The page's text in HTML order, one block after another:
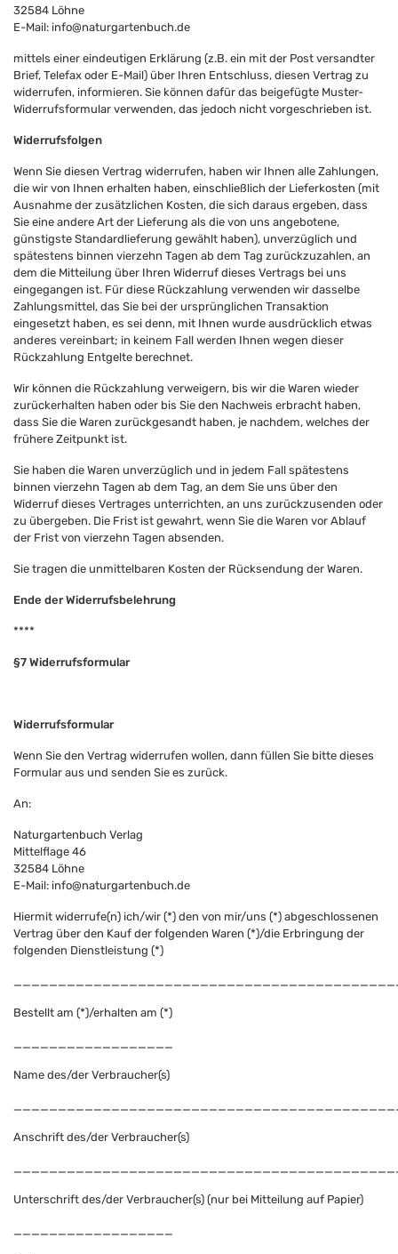
32584 Löhne
E-Mail: info@naturgartenbuch.de
mittels einer eindeutigen Erklärung (z.B. ein mit der Post versandter
Brief, Telefax oder E-Mail) über Ihren Entschluss, diesen Vertrag zu
widerrufen, informieren. Sie können dafür das beigefügte Muster-
Widerrufsformular verwenden, das jedoch nicht vorgeschrieben ist.
Widerrufsfolgen
Wenn Sie diesen Vertrag widerrufen, haben wir Ihnen alle Zahlungen,
die wir von Ihnen erhalten haben, einschließlich der Lieferkosten (mit
Ausnahme der zusätzlichen Kosten, die sich daraus ergeben, dass
Sie eine andere Art der Lieferung als die von uns angebotene,
günstigste Standardlieferung gewählt haben), unverzüglich und
spätestens binnen vierzehn Tagen ab dem Tag zurückzuzahlen, an
dem die Mitteilung über Ihren Widerruf dieses Vertrags bei uns
eingegangen ist. Für diese Rückzahlung verwenden wir dasselbe
Zahlungsmittel, das Sie bei der ursprünglichen Transaktion
eingesetzt haben, es sei denn, mit Ihnen wurde ausdrücklich etwas
anderes vereinbart; in keinem Fall werden Ihnen wegen dieser
Rückzahlung Entgelte berechnet.
Wir können die Rückzahlung verweigern, bis wir die Waren wieder
zurückerhalten haben oder bis Sie den Nachweis erbracht haben,
dass Sie die Waren zurückgesandt haben, je nachdem, welches der
frühere Zeitpunkt ist.
Sie haben die Waren unverzüglich und in jedem Fall spätestens
binnen vierzehn Tagen ab dem Tag, an dem Sie uns über den
Widerruf dieses Vertrages unterrichten, an uns zurückzusenden oder
zu übergeben. Die Frist ist gewahrt, wenn Sie die Waren vor Ablauf
der Frist von vierzehn Tagen absenden.
Sie tragen die unmittelbaren Kosten der Rücksendung der Waren.
Ende der Widerrufsbelehrung
****
§7 Widerrufsformular
Widerrufsformular
Wenn Sie den Vertrag widerrufen wollen, dann füllen Sie bitte dieses
Formular aus und senden Sie es zurück.
An:
Naturgartenbuch Verlag
Mittelflage 46
32584 Löhne
E-Mail: info@naturgartenbuch.de
Hiermit widerrufe(n) ich/wir (*) den von mir/uns (*) abgeschlossenen
Vertrag über den Kauf der folgenden Waren (*)/die Erbringung der
folgenden Dienstleistung (*)
Bestellt am (*)/erhalten am (*)
__________________
Name des/der Verbraucher(s)
Anschrift des/der Verbraucher(s)
Unterschrift des/der Verbraucher(s) (nur bei Mitteilung auf Papier)
__________________